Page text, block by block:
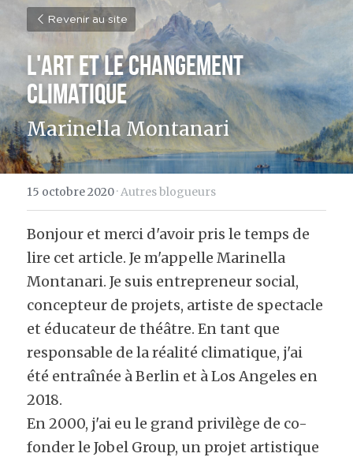
Revenir au site
L'art et le changement
climatique
Marinella Montanari
15 octobre 2020·Autres blogueurs
Bonjour et merci d'avoir pris le temps de
lire cet article. Je m'appelle Marinella
Montanari. Je suis entrepreneur social,
concepteur de projets, artiste de spectacle
et éducateur de théâtre. En tant que
responsable de la réalité climatique, j'ai
été entraînée à Berlin et à Los Angeles en
2018.
En 2000, j'ai eu le grand privilège de co-
fonder le Jobel Group, un projet artistique